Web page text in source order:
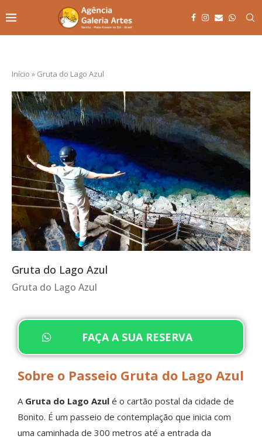
Início » Gruta do Lago Azul
Gruta do Lago Azul
Gruta do Lago Azul
FAÇA A SUA RESERVA
Sobre o Passeio Gruta do Lago Azul
A Gruta do Lago Azul é o cartão postal da cidade de
Bonito. É um passeio de contemplação que inicia com
uma caminhada de 300 metros até a entrada da